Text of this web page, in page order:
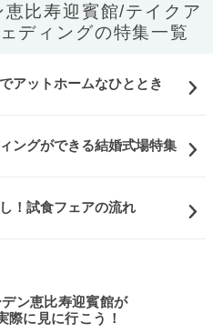
比寿迎賓館/テイクア
ディングの特集一覧
アットホームなひととき
ングができる結婚式場特集
！試食フェアの流れ
ン恵比寿迎賓館が
際に見に行こう！